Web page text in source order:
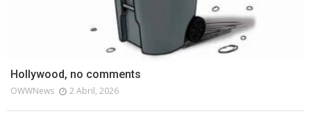
Hollywood, no comments
OWWNews 2 Abril, 2026